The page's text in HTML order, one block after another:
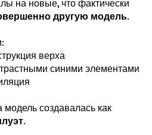
на новые, что фактически
другую модель.
верха
синими элементами
создавалась как
.